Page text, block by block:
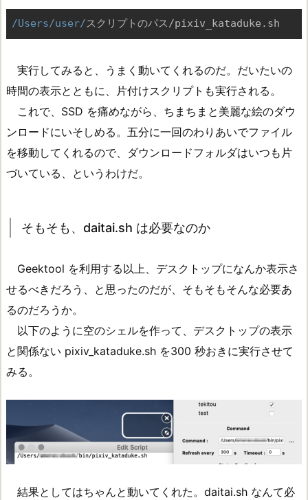
/Users/user/
実行してみると、うまく動いてくれるのだ。だいたいの
時間の表示とともに、片付けスクリプトも実行される。
これで、SSD を痛めながら、ちまちまと美麗な絵のダウ
ンロードにいそしめる。五分に一回のわりあいでファイル
を移動してくれるので、ダウンロードフォルダはいつも片
づいている、というわけだ。
そもそも、daitai.sh は必要なのか
Geektool を利用する以上、デスクトップになんか表示さ
せるべきだろう、と思ったのだが、そもそもそんな必要あ
るのだろうか。
以下のように空のシェルを作って、デスクトップの表示
と関係ない pixiv_kataduke.sh を300 秒おきに実行させて
みる。
結果としてはちゃんと動いてくれた。daitai.sh なんて必